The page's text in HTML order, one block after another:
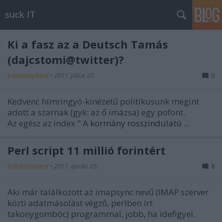
suck IT
Ki a fasz az a Deutsch Tamás
(dajcstomi@twitter)?
blackshepherd • 2011. július 27. 0
Kedvenc hímringyó-kinézetű politikusunk megint
adott a szarnak (gyk: az ő imázsa) egy pofont.
Az egész az index " A kormány rosszindulatú ...
Perl script 11 millió forintért
blackshepherd • 2011. április 05. 8
Aki már találkozott az imapsync nevű (IMAP szerver
közti adatmásolást végző, perlben írt
takonygombóc) programmal, jobb, ha idefigyel.